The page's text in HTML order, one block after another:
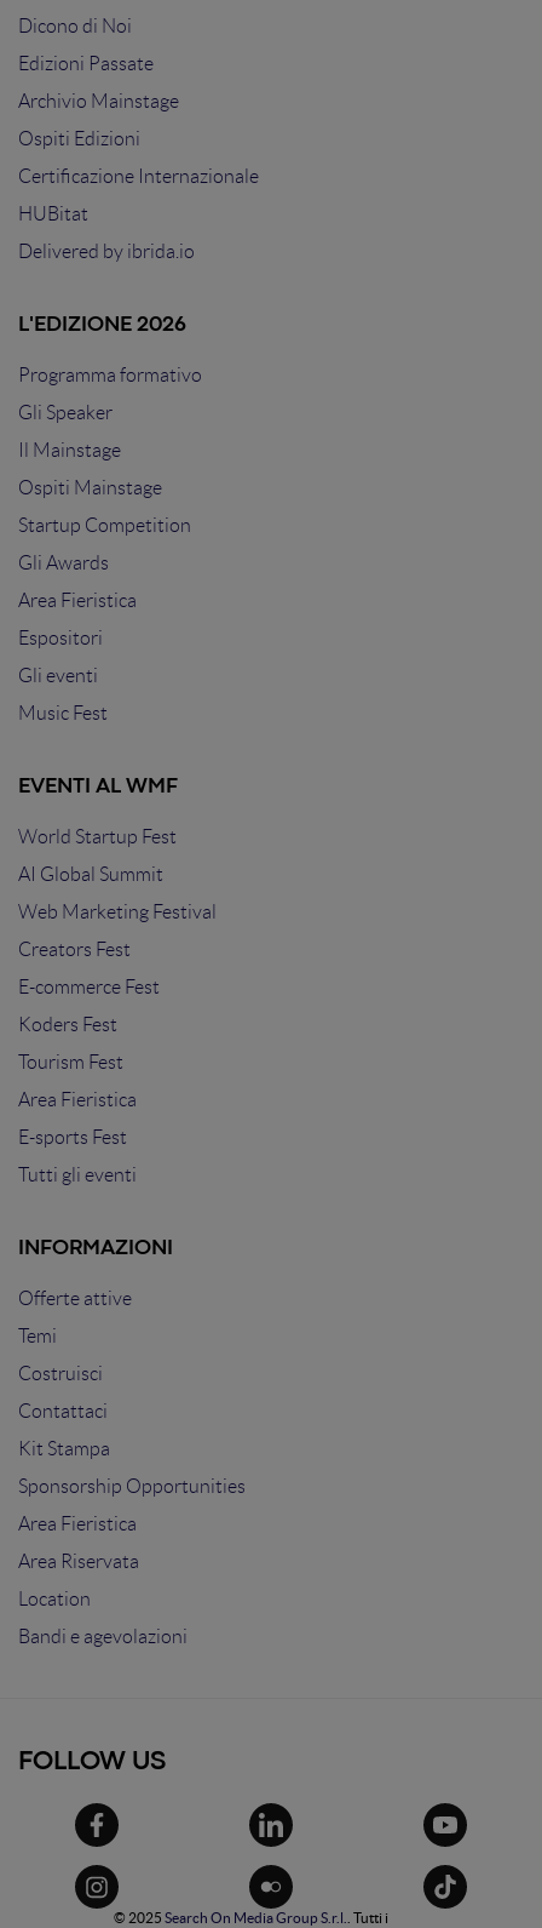
Dicono di Noi
Edizioni Passate
Archivio Mainstage
Ospiti Edizioni
Certificazione Internazionale
HUBitat
Delivered by ibrida.io
L'EDIZIONE 2026
Programma formativo
Gli Speaker
Il Mainstage
Ospiti Mainstage
Startup Competition
Gli Awards
Area Fieristica
Espositori
Gli eventi
Music Fest
EVENTI AL WMF
World Startup Fest
AI Global Summit
Web Marketing Festival
Creators Fest
E-commerce Fest
Koders Fest
Tourism Fest
Area Fieristica
E-sports Fest
Tutti gli eventi
INFORMAZIONI
Offerte attive
Temi
Costruisci
Contattaci
Kit Stampa
Sponsorship Opportunities
Area Fieristica
Area Riservata
Location
Bandi e agevolazioni
FOLLOW US
© 2025 Search On Media Group S.r.l. . Tutti i